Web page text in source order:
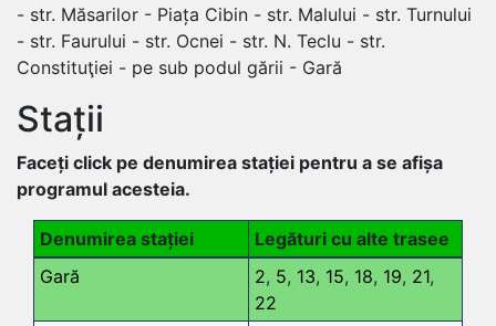
- str. Măsarilor - Piața Cibin - str. Malului - str. Turnului
- str. Faurului - str. Ocnei - str. N. Teclu - str.
Constituţiei - pe sub podul gării - Gară
Stații
Faceți click pe denumirea stației pentru a se afișa
programul acesteia.
Denumirea stației
Legături cu alte trasee
Gară
2, 5, 13, 15, 18, 19, 21,
22